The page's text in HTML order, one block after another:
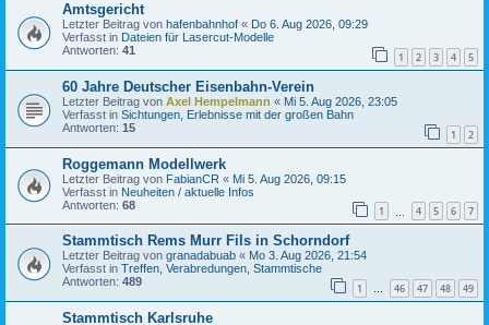
Amtsgericht
Letzter Beitrag von hafenbahnhof « Do 6. Aug 2026, 09:29
Verfasst in Dateien für Lasercut-Modelle
Antworten: 41 1 2 3 4 5
60 Jahre Deutscher Eisenbahn-Verein
Letzter Beitrag von Axel Hempelmann « Mi 5. Aug 2026, 23:05
Verfasst in Sichtungen, Erlebnisse mit der großen Bahn
Antworten: 15 1 2
Roggemann Modellwerk
Letzter Beitrag von FabianCR « Mi 5. Aug 2026, 09:15
Verfasst in Neuheiten / aktuelle Infos
Antworten: 68 1 4 5 6 7
Stammtisch Rems Murr Fils in Schorndorf
Letzter Beitrag von granadabuab « Mo 3. Aug 2026, 21:54
Verfasst in Treffen, Verabredungen, Stammtische
Antworten: 489 1 … 46 47 48 49
Stammtisch Karlsruhe